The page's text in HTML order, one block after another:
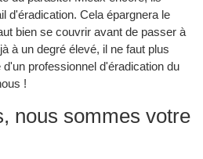
d'éradication. Cela épargnera le
bien se couvrir avant de passer à
à un degré élevé, il ne faut plus
professionnel d'éradication du
!
nous sommes votre